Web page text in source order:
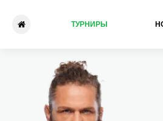
ТУРНИРЫ
Рафаэль